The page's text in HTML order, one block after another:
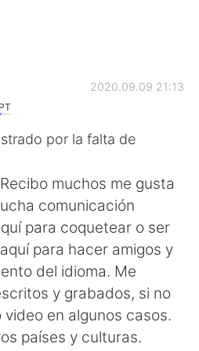
de idioma
体中文
PT
2020.09.09 21:13
por la falta de
muchos me gusta
comunicación
para coquetear o ser
para hacer amigos y
del idioma. Me
y grabados, si no
en algunos casos.
países y culturas.